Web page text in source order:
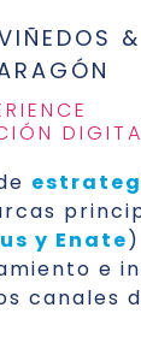
y Enate
e
canales